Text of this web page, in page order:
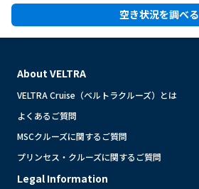
空き状況を調べる
About VELTRA
VELTRA Cruise（ベルトラクルーズ）とは
よくあるご質問
MSCクルーズに関するご質問
プリンセス・クルーズに関するご質問
Legal Information